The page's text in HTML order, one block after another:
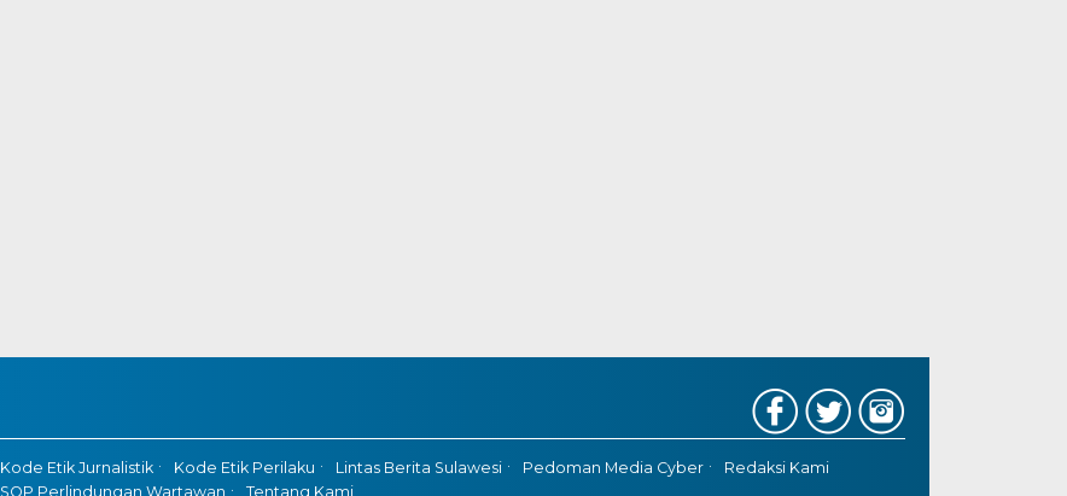
Kode Etik Jurnalistik Kode Etik Perilaku Lintas Berita Sulawesi Pedoman Media Cyber
Redaksi Kami
SOP Perlindungan Wartawan
Tentang Kami